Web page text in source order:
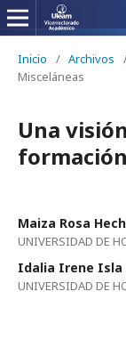
Inicio / Archivos
Misceláneas
Una
Maiza Rosa
UNIVERSIDAD DE
Idalia Irene Isla
UNIVERSIDAD DE